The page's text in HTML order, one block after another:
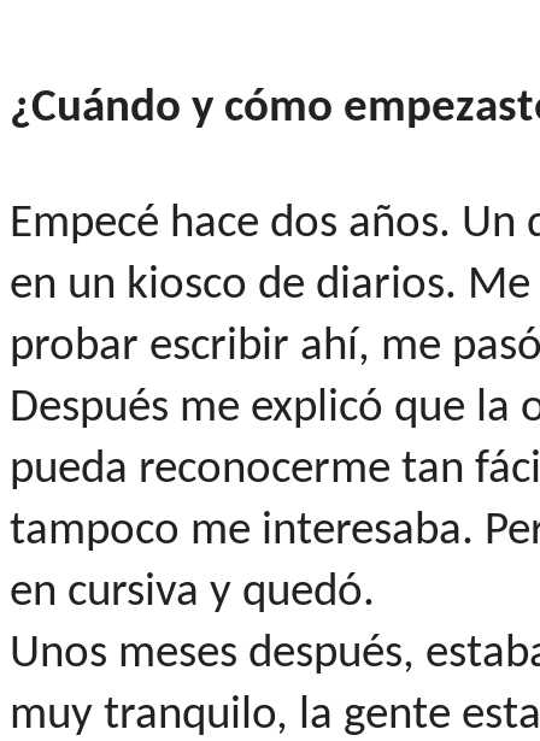
¿Cuándo y cómo
Empecé hace dos años.
en un kiosco de diarios.
probar escribir ahí, me
Después me explicó que la
pueda reconocerme tan
tampoco me interesaba.
en cursiva y quedó.
Unos meses después,
muy tranquilo, la gente